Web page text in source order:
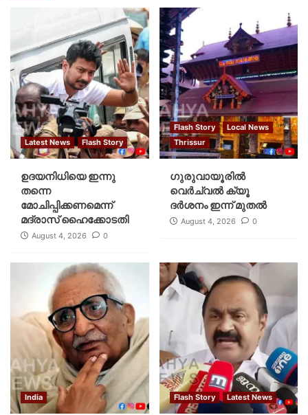
Latest News Flash Story
ഉദയനിധിയെ ഇന്നു
തന്നെ
മോചിപ്പിക്കണമെന്ന്
മദ്രാസ് ഹൈക്കോടതി
August 4, 2026 0
Flash Story
Local News
Thrissur
ഗുരുവായൂരില്‍
വെര്‍ച്വല്‍ ക്യൂ
ദര്‍ശനം ഇന്ന് മുതല്‍
August 4, 2026 0
India Flash Story Latest News